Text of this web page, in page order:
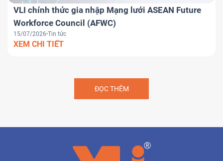
VLI chính thức gia nhập Mạng lưới ASEAN Future
Workforce Council (AFWC)
15/07/2026 Tin tức
XEM CHI TIẾT
ĐỌC THÊM